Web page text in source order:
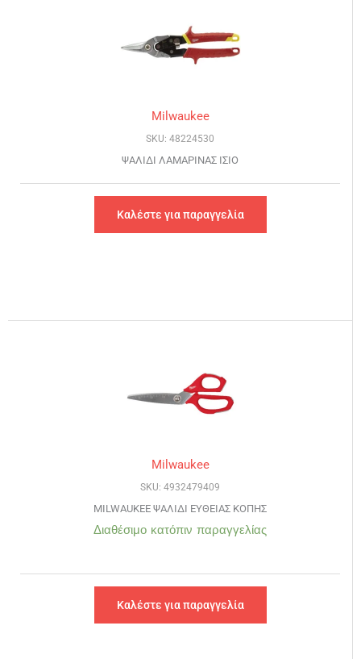
Milwaukee
SKU: 48224530
ΨΑΛΙΔΙ ΛΑΜΑΡΙΝΑΣ ΙΣΙΟ
Καλέστε για παραγγελία
Milwaukee
SKU: 4932479409
MILWAUKEE ΨΑΛΙΔΙ ΕΥΘΕΙΑΣ ΚΟΠΗΣ
Διαθέσιμο κατόπιν παραγγελίας
Καλέστε για παραγγελία